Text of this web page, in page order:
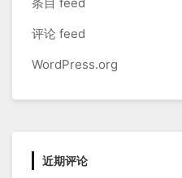
评论 feed
WordPress.org
近期评论